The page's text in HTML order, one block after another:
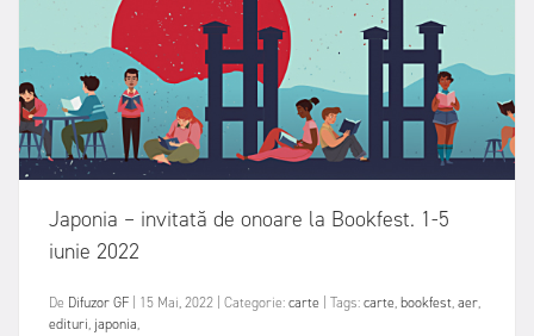
Japonia – invitată de onoare la Bookfest. 1-5
iunie 2022
De Difuzor GF 15 Mai, 2022 Categorie:carte Tags:carte,bookfest,aer,
edituri, japonia,